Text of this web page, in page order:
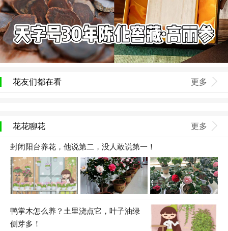
花友们都在看 更多
花花聊花 更多
封闭阳台养花，他说第二，没人敢说第一！
鸭掌木怎么养？土里浇点它，叶子油绿
侧芽多！